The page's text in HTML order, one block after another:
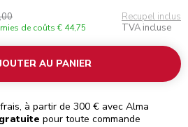
de coûts € 44,75
Recupel inclus
TVA incluse
AU PANIER
à partir de 300 € avec Alma
pour toute commande